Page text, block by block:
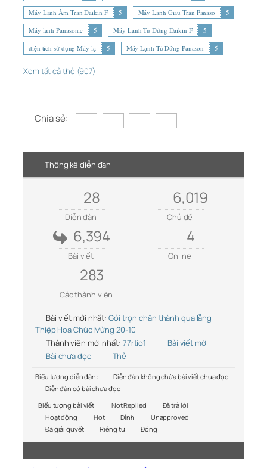
Máy Lạnh Âm Trần Daikin F
5 Máy Lạnh Giấu Trần Panaso
5
Máy lạnh Panasonic
5 Máy Lạnh Tủ Đứng Daikin F
5
diện tích sử dụng Máy lạ
5 Máy Lạnh Tủ Đứng Panason 5
Xem tất cả thẻ (907)
Chia sẻ:
Thống kê diễn đàn
28
Diễn đàn
6,019
Chủ đề
6,394
Bài viết
4
Online
283
Các thành viên
Bài viết mới nhất: Gói trọn chân thành qua lẵng
Thiệp Hoa Chúc Mừng 20-10
Thành viên mới nhất: 77rtio1
Bài viết mới
Bài chưa đọc
Thẻ
Biểu tượng diễn đàn:
Diễn đàn không chứa bài viết chưa đọc
Diễn đàn có bài chưa đọc
Biểu tượng bài viết:
Not Replied
Đã trả lời
Hoạt động
Hot Dính
Unapproved
Đã giải quyết
Riêng tư Đóng